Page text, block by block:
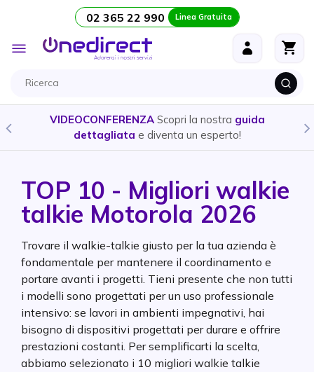
Salta al contenuto 02 365 22 990 Linea Gratuita
Toggle
Nav
CUFFIE E AURICOLARI- Ecco la guida per scegliere il
prodottopiù adatto alle tue esigenze
TOP 10 - Migliori walkie
talkie Motorola 2026
Trovare il walkie-talkie giusto per la tua azienda è
fondamentale per mantenere il coordinamento e
portare avanti i progetti. Tieni presente che non tutti
i modelli sono progettati per un uso professionale
intensivo: se lavori in ambienti impegnativi, hai
bisogno di dispositivi progettati per durare e offrire
prestazioni costanti. Per semplificarti la scelta,
abbiamo selezionato i 10 migliori walkie talkie